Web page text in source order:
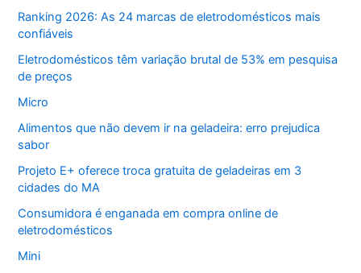
Ranking 2026: As 24 marcas de eletrodomésticos mais
confiáveis
Eletrodomésticos têm variação brutal de 53% em pesquisa
de preços
Micro
Alimentos que não devem ir na geladeira: erro prejudica
sabor
Projeto E+ oferece troca gratuita de geladeiras em 3
cidades do MA
Consumidora é enganada em compra online de
eletrodomésticos
Mini